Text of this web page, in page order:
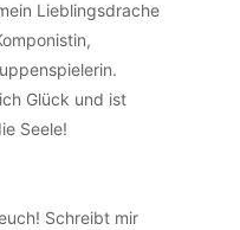
Lieblingsdrache
Glück und ist
Seele!
Schreibt mir